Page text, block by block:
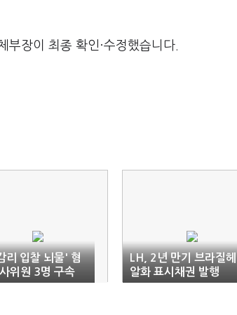
장이 최종 확인·수정했습니다.
리 입찰 뇌물' 혐
위원 3명 구속
LH, 2년 만기 브라질헤
알화 표시채권 발행